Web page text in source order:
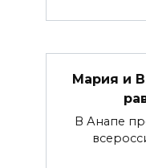
Мария и
В Анапе